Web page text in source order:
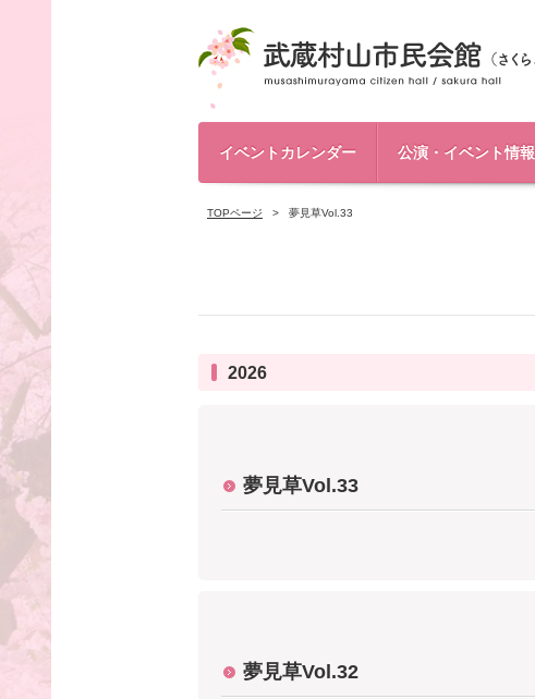
イベントカレンダー 公演・イベント情報
TOPページ 夢見草Vol.33
2026
夢見草Vol.33
夢見草Vol.32